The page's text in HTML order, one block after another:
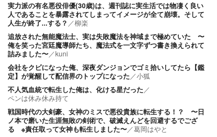
実力派の有名悪役俳優(30歳)は、週刊誌に実生活では物凄く良い
人であることを暴露されてしまってイメージが全て崩壊。そして
人生が終了...する？ ／柳楽
追放された無能魔法士、実は失敗魔法を神域まで極めていた 〜
俺を笑った宮廷魔導師たち、魔法式を一文字ずつ書き換えられて
詰みました〜／kuni
会社をクビになった俺、深夜ダンジョンでゴミ拾いしてたら【鑑
定】が覚醒して配信界のトップになった／小狐
不人気血統で転生した俺は、化ける星だった／
ペンは休み休み持て
戦国時代の大剣豪、女神のミスで悪役貴族に転生する！？ 〜日
ノ本で磨いた生涯無敗の剣術で、破滅えんどを回避するでござ
る ※責任取って女神も転生しました〜／葛岡はやと